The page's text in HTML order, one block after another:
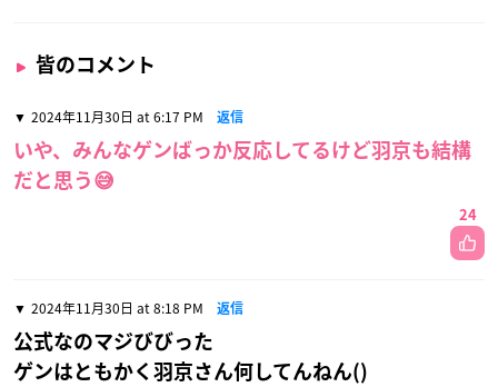
皆のコメント
2024年11月30日 at 6:17 PM 返信
いや、みんなゲンばっか反応してるけど羽京も結構
だと思う😅
24
2024年11月30日 at 8:18 PM 返信
公式なのマジびびった
ゲンはともかく羽京さん何してんねん()